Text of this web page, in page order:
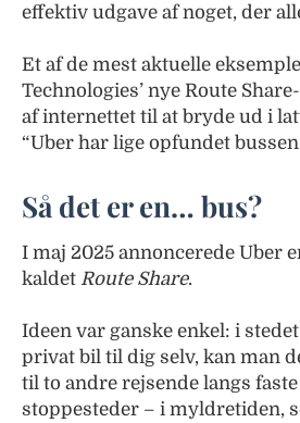
effektiv udgave af noget, der
Et af de mest aktuelle
Technologies’ nye Route
af internettet til at bryde ud i
“Uber har lige opfundet
Så det er en… bus?
I maj 2025 annoncerede Uber
kaldet Route Share.
Ideen var ganske enkel: i
privat bil til dig selv, kan man
til to andre rejsende langs
stoppesteder – i myldretiden,